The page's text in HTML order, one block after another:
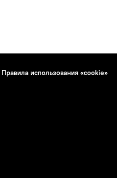
Правила использования «cookie»